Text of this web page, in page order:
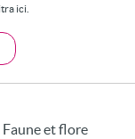
ici.
et flore